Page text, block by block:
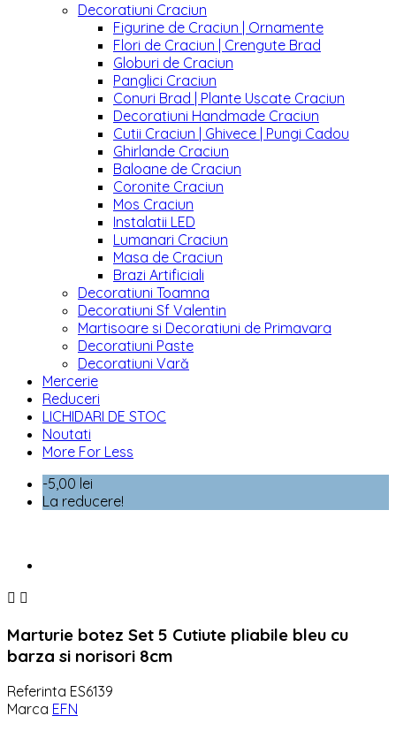
Decoratiuni Craciun
Figurine de Craciun | Ornamente
Flori de Craciun | Crengute Brad
Globuri de Craciun
Panglici Craciun
Conuri Brad | Plante Uscate Craciun
Decoratiuni Handmade Craciun
Cutii Craciun | Ghivece | Pungi Cadou
Ghirlande Craciun
Baloane de Craciun
Coronite Craciun
Mos Craciun
Instalatii LED
Lumanari Craciun
Masa de Craciun
Brazi Artificiali
Decoratiuni Toamna
Decoratiuni Sf Valentin
Martisoare si Decoratiuni de Primavara
Decoratiuni Paste
Decoratiuni Vară
Mercerie
Reduceri
LICHIDARI DE STOC
Noutati
More For Less
-5,00 lei
La reducere!
 
Marturie botez Set 5 Cutiute pliabile bleu cu
barza si norisori 8cm
Referinta ES6139
Marca EFN